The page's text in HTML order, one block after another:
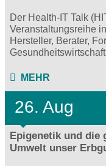
Der Health-IT Talk
Veranstaltungsreihe
Hersteller, Berater,
MEHR
26. Aug
Epigenetik und die
Umwelt unser